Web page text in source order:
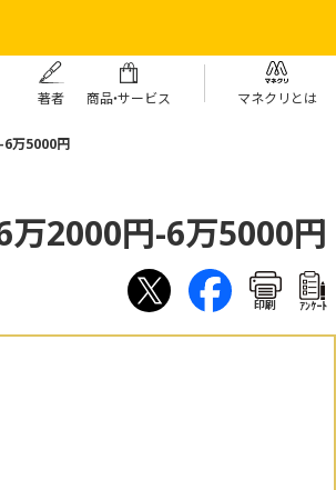
著者 商品・サービス マネクリとは
6万5000円
2000円-6万5000円
印刷 ｱﾝｹｰﾄ